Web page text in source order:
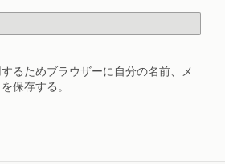
るためブラウザーに自分の名前、メ
保存する。